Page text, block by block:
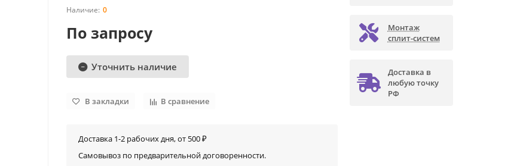
0
По запросу
Уточнить наличие
В закладки В сравнение
Доставка 1-2 рабочих дня, от 500 ₽
Самовывоз по предварительной договоренности.
Монтаж
сплит-систем
Доставка в
любую точку
РФ